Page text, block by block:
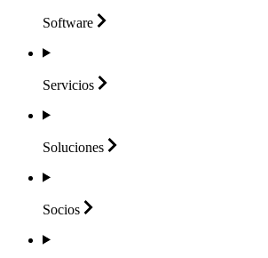
Software
Servicios
Soluciones
Socios